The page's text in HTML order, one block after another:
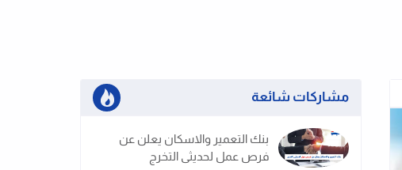
مشاركات شائعة
بنك التعمير والاسكان يعلن عن
فرص عمل لحديثى التخرج